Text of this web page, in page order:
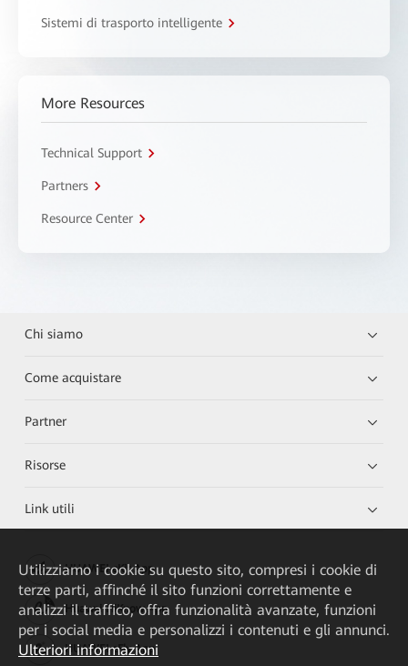
Sistemi di trasporto intelligente
More Resources
Technical Support
Partners
Resource Center
Chi siamo
Come acquistare
Partner
Risorse
Link utili
HUAWEI eKit App
Huawei HiKnow App
HUAWEI eFly App
Utilizziamo i cookie su questo sito, compresi i cookie di
terze parti, affinché il sito funzioni correttamente e
analizzi il traffico, offra funzionalità avanzate, funzioni
per i social media e personalizzi i contenuti e gli annunci.
Ulteriori informazioni